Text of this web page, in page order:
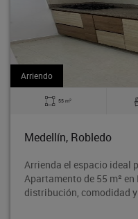
3 Alcobas
ideal para comenzar una
m² en Robledo Pajarito, con
y una ubicaci